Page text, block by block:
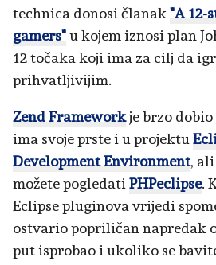
technica donosi članak "A 12-
gamers"u kojem iznosi plan
12 točaka koji ima za cilj da
prihvatljivijim.
Zend Frameworkje brzo dobio
ima svoje prste i u projektu
Development Environment,
možete pogledatiPHPeclipse.
Eclipse pluginova vrijedi
ostvario popriličan napredak
put isprobao i ukoliko se